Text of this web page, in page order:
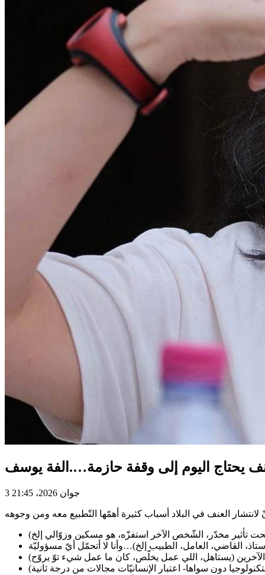
يحتاج اليوم إلى وقفة حازمة….الفة يوسف
3 جوان 2026، 21:45
تأثير مخدّر، الشّخص الآخر استفزّه، هو مسكين وزوّالي إلخ)